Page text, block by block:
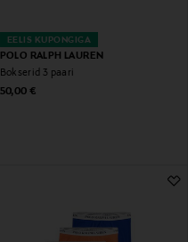
EELIS KUPONGIGA
POLO RALPH LAUREN
Bokserid 3 paari
Original Price
50,00 €